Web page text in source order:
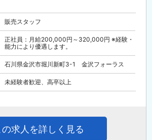
販売スタッフ
正社員：月給200,000円～320,000円 ※経験・
能力により優遇します。
石川県金沢市堀川新町3-1 金沢フォーラス
未経験者歓迎、高卒以上
の求人を詳しく見る